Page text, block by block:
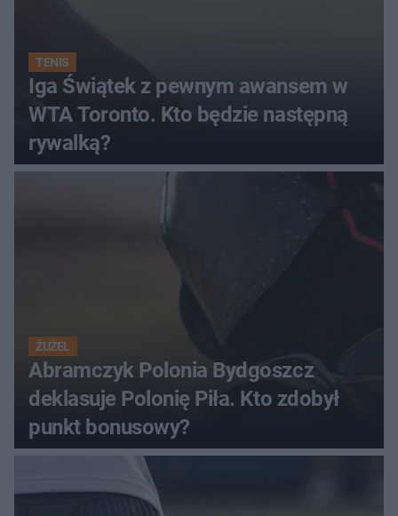
TENIS
Iga Świątek z pewnym awansem w
WTA Toronto. Kto będzie następną
rywalką?
ŻUŻEL
Abramczyk Polonia Bydgoszcz
deklasuje Polonię Piła. Kto zdobył
punkt bonusowy?